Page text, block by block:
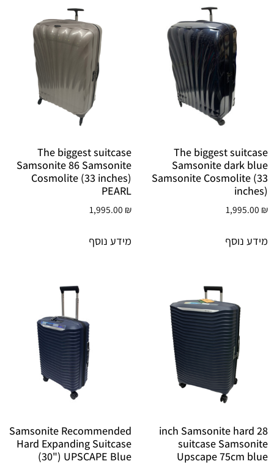
The biggest suitcase
Samsonite dark blue
Samsonite Cosmolite (33
inches)
1,995.00 ₪
מידע נוסף
The biggest suitcase
Samsonite 86 Samsonite
Cosmolite (33 inches)
PEARL
1,995.00 ₪
מידע נוסף
28 inch Samsonite hard
suitcase Samsonite
Upscape 75cm blue
Samsonite Recommended
Hard Expanding Suitcase
(30") UPSCAPE Blue